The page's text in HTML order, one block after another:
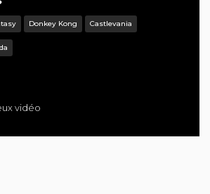
Donkey Kong Castlevania
vidéo